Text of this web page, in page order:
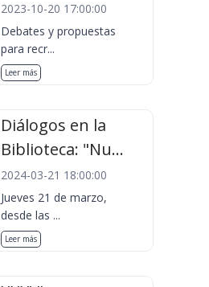
2023-10-20 17:00:00
Debates y propuestas
para recr...
Leer más
Diálogos en la
Biblioteca: "Nu...
2024-03-21 18:00:00
Jueves 21 de marzo,
desde las ...
Leer más